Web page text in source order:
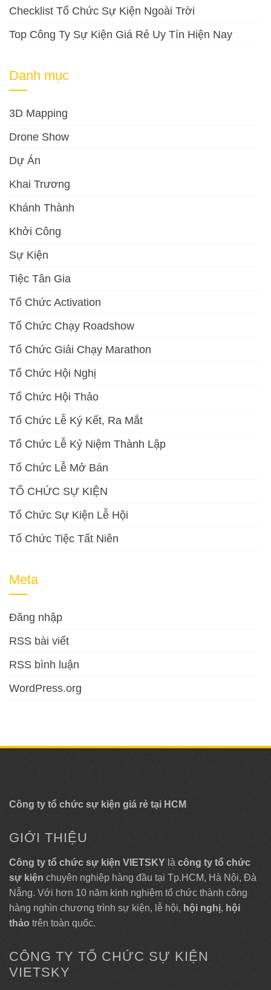
Checklist Tổ Chức Sự Kiện Ngoài Trời
Top Công Ty Sự Kiện Giá Rẻ Uy Tín Hiện Nay
Danh mục
3D Mapping
Drone Show
Dự Án
Khai Trương
Khánh Thành
Khởi Công
Sự Kiện
Tiệc Tân Gia
Tổ Chức Activation
Tổ Chức Chạy Roadshow
Tổ Chức Giải Chạy Marathon
Tổ Chức Hội Nghị
Tổ Chức Hội Thảo
Tổ Chức Lễ Ký Kết, Ra Mắt
Tổ Chức Lễ Kỷ Niệm Thành Lập
Tổ Chức Lễ Mở Bán
TỔ CHỨC SỰ KIỆN
Tổ Chức Sự Kiện Lễ Hội
Tổ Chức Tiệc Tất Niên
Meta
Đăng nhập
RSS bài viết
RSS bình luận
WordPress.org
Công ty tổ chức sự kiện giá rẻ tại HCM
GIỚI THIỆU
Công ty tổ chức sự kiện VIETSKY là công ty tổ chức
sự kiện chuyên nghiệp hàng đầu tại Tp.HCM, Hà Nội, Đà
Nẵng. Với hơn 10 năm kinh nghiệm tổ chức thành công
hàng nghìn chương trình sự kiện, lễ hội, hội nghị, hội
thảo trên toàn quốc.
CÔNG TY TỔ CHỨC SỰ KIỆN
VIETSKY